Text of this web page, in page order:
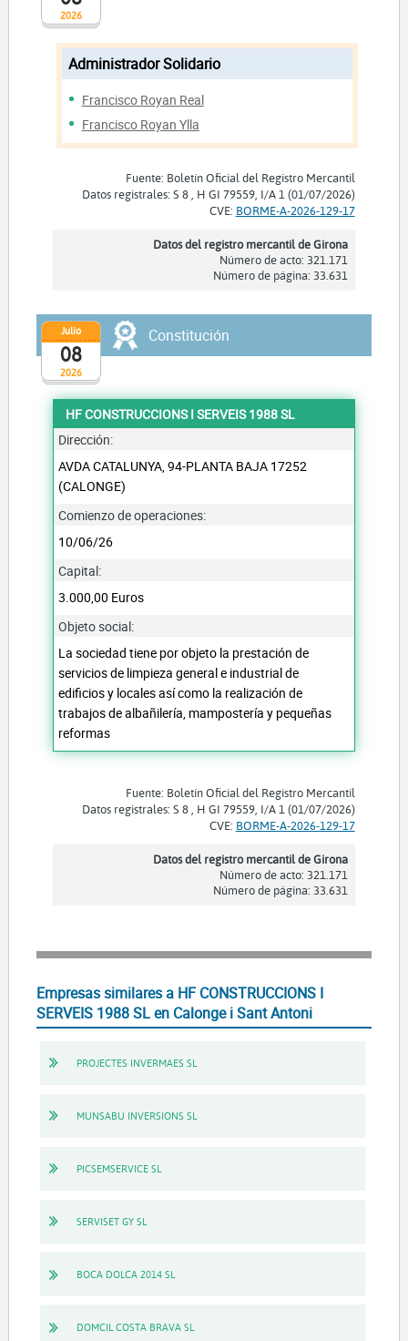
2026
Administrador Solidario
Francisco Royan Real
Francisco Royan Ylla
Fuente: Boletín Oficial del Registro Mercantil
Datos registrales: S 8 , H GI 79559, I/A 1 (01/07/2026)
CVE: BORME-A-2026-129-17
Datos del registro mercantil de Girona
Número de acto: 321.171
Número de página: 33.631
2026
Julio
08
Constitución
HF CONSTRUCCIONS I SERVEIS 1988 SL
Dirección:
AVDA CATALUNYA, 94-PLANTA BAJA 17252
(CALONGE)
Comienzo de operaciones:
10/06/26
Capital:
3.000,00 Euros
Objeto social:
La sociedad tiene por objeto la prestación de
servicios de limpieza general e industrial de
edificios y locales así como la realización de
trabajos de albañilería, mampostería y pequeñas
reformas
Fuente: Boletín Oficial del Registro Mercantil
Datos registrales: S 8 , H GI 79559, I/A 1 (01/07/2026)
CVE: BORME-A-2026-129-17
Datos del registro mercantil de Girona
Número de acto: 321.171
Número de página: 33.631
Empresas similares a HF CONSTRUCCIONS I
SERVEIS 1988 SL en Calonge i Sant Antoni
PROJECTES INVERMAES SL
MUNSABU INVERSIONS SL
PICSEMSERVICE SL
SERVISET GY SL
BOCA DOLCA 2014 SL
DOMCIL COSTA BRAVA SL